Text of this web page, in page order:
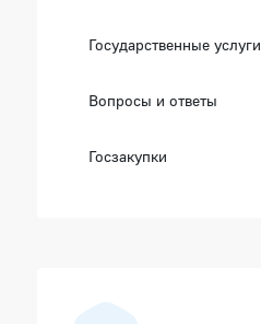
Государственные услуги
Вопросы и ответы
Госзакупки